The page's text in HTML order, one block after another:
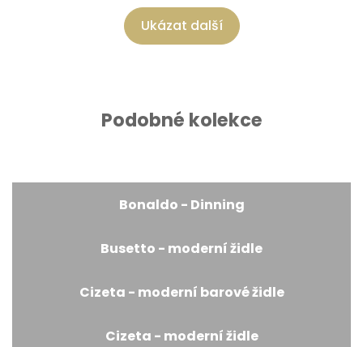
Ukázat další
Podobné kolekce
Bonaldo - Dinning
Busetto - moderní židle
Cizeta - moderní barové židle
Cizeta - moderní židle